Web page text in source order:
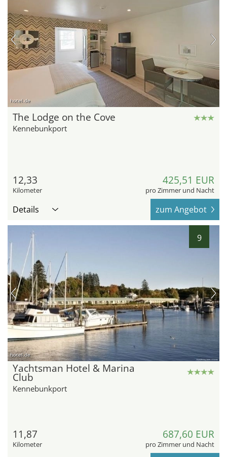
hotel.de
The Lodge on the Cove
Kennebunkport
12,33
Kilometer
425,51 EUR
pro Zimmer und Nacht
Details zum Angebot
9
hotel.de
Yachtsman Hotel & Marina
Club
Kennebunkport
11,87
Kilometer
687,60 EUR
pro Zimmer und Nacht